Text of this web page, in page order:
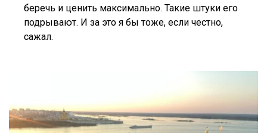
беречь и ценить максимально. Такие штуки его
подрывают. И за это я бы тоже, если честно,
сажал.